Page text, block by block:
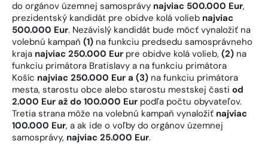
do orgánov územnej samosprávy najviac 500.000 Eur,
prezidentský kandidát pre obidve kolá volieb najviac
500.000 Eur. Nezávislý kandidát bude môcť vynaložiť na
volebnú kampaň (1) na funkciu predsedu samosprávneho
kraja najviac 250.000 Eur pre obidve kolá volieb, (2) na
funkciu primátora Bratislavy a na funkciu primátora
Košíc najviac 250.000 Eur a (3) na funkciu primátora
mesta, starostu obce alebo starostu mestskej časti od
2.000 Eur až do 100.000 Eur podľa počtu obyvateľov.
Tretia strana môže na volebnú kampaň vynaložiť najviac
100.000 Eur, a ak ide o voľby do orgánov územnej
samosprávy, najviac 25.000 Eur.